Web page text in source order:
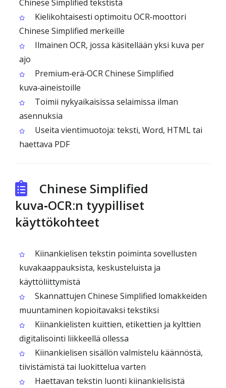
Chinese Simplified tekstistä
Kielikohtaisesti optimoitu OCR‑moottori
Chinese Simplified merkeille
Ilmainen OCR, jossa käsitellään yksi kuva per
ajo
Premium‑erä‑OCR Chinese Simplified
kuva‑aineistoille
Toimii nykyaikaisissa selaimissa ilman
asennuksia
Useita vientimuotoja: teksti, Word, HTML tai
haettava PDF
Chinese Simplified
kuva‑OCR:n tyypilliset
käyttökohteet
Kiinankielisen tekstin poiminta sovellusten
kuvakaappauksista, keskusteluista ja
käyttöliittymistä
Skannattujen Chinese Simplified lomakkeiden
muuntaminen kopioitavaksi tekstiksi
Kiinankielisten kuittien, etikettien ja kylttien
digitalisointi liikkeellä ollessa
Kiinankielisen sisällön valmistelu käännöstä,
tiivistämistä tai luokittelua varten
Haettavan tekstin luonti kiinankielisistä